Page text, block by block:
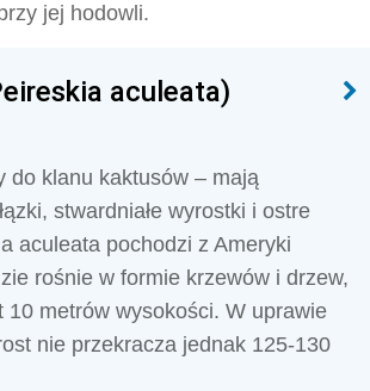
jej hodowli.
aculeata)
do klanu kaktusów – mają
stwardniałe wyrostki i ostre
aculeata pochodzi z Ameryki
rośnie w formie krzewów i drzew,
10 metrów wysokości. W uprawie
nie przekracza jednak 125-130